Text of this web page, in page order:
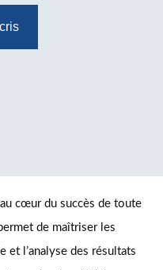
cœur du succès de toute
de maîtriser les
et l’analyse des résultats